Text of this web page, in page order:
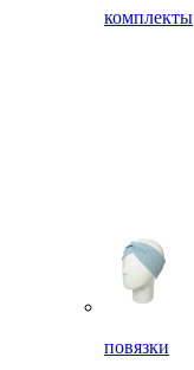
комплекты
повязки